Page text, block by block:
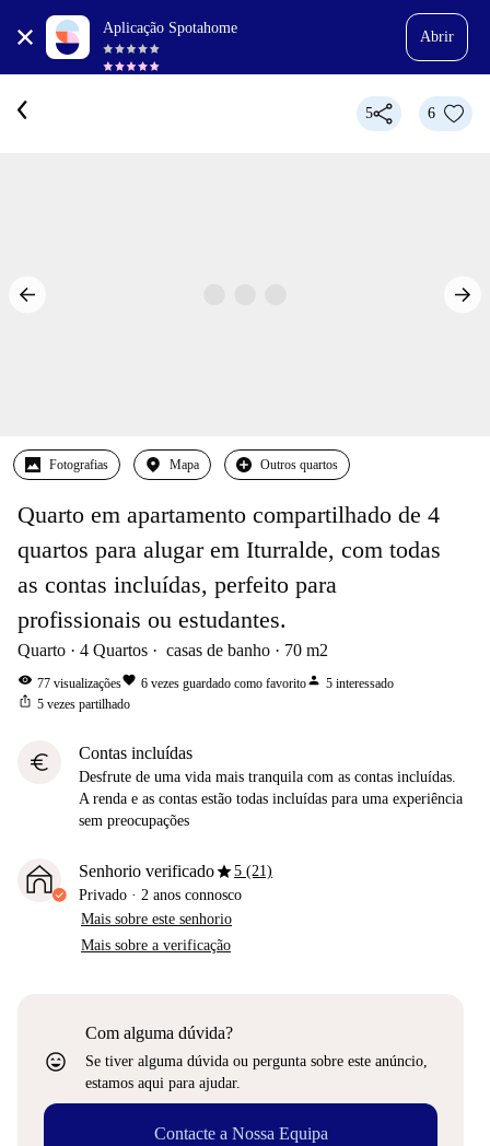
Aplicação Spotahome
Abrir
5 6
Fotografias Mapa Outros quartos
Quarto em apartamento compartilhado de 4
quartos para alugar em Iturralde, com todas
as contas incluídas, perfeito para
profissionais ou estudantes.
Quarto 4 Quartos casas de banho 70 m2
visibility 77 visualizaçõesfavorite 6 vezes guardado como favoritoperson 5 interessado
ios_share 5 vezes partilhado
euro Contas incluídas
Desfrute de uma vida mais tranquila com as contas incluídas.
A renda e as contas estão todas incluídas para uma experiência
sem preocupações
Senhorio verificadostar5 (21)
Privado · 2 anos connosco
Mais sobre este senhorio
Mais sobre a verificação
sentiment_very_satisfied
Com alguma dúvida?
Se tiver alguma dúvida ou pergunta sobre este anúncio,
estamos aqui para ajudar.
Contacte a Nossa Equipa